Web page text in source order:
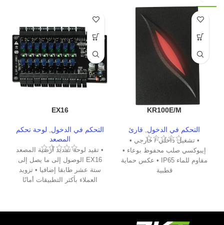
KR100E/M
التحكم في الدخول قارئ
• تشغيل داخلي / خارجي •
إيبوكسي صلب محفوظ بوعاء •
مقاوم للماء IP65 • عكس حماية
قطبية
EX16
التحكم في الدخول
لوحة تحكم
المصعد
• تقيد لوحة تمديد أرضية المصعد
EX16 الوصول إلى ما يصل إلى
ستة عشر طابقا إضافيا • تزويد
العملاء بأكثر التطبيقات أمانًا
تقييد الوصول إلى الأرضية بناءً